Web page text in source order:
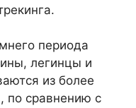
периода
легинцы и
из более
по сравнению с